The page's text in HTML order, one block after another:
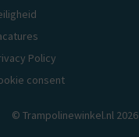
Policy
consent
© Trampolinewinkel.nl 2026